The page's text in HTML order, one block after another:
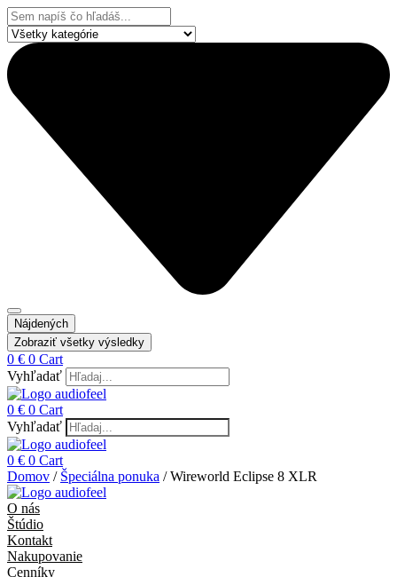
Preskočiť
na
obsah
Search
...
Nájdených
Zobraziť všetky výsledky
0 € 0 Cart
Vyhľadať
0 € 0 Cart
Vyhľadať
0 € 0 Cart
Domov / Špeciálna ponuka / Wireworld Eclipse 8 XLR
O nás
Štúdio
Kontakt
Nakupovanie
Cenníky